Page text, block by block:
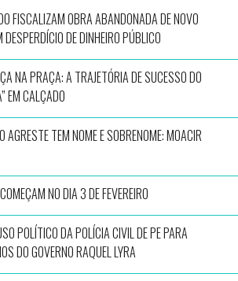
FISCALIZAM OBRA ABANDONADA DE NOVO
DE DINHEIRO PÚBLICO
NA PRAÇA: A TRAJETÓRIA DE SUCESSO DO
EM CALÇADO
AGRESTE TEM NOME E SOBRENOME: MOACIR
NO DIA 3 DE FEVEREIRO
POLÍTICO DA POLÍCIA CIVIL DE PE PARA
DO GOVERNO RAQUEL LYRA